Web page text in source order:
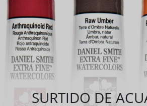
SURTIDO DE